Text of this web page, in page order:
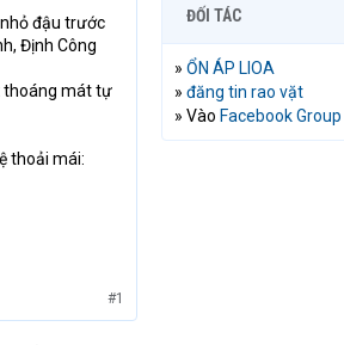
đậu trước
Định Công
thoáng mát tự
thoải mái:
#1
ĐỐI TÁC
» ỔN ÁP LIOA
» đăng tin rao vặt
» Vào Facebook Group